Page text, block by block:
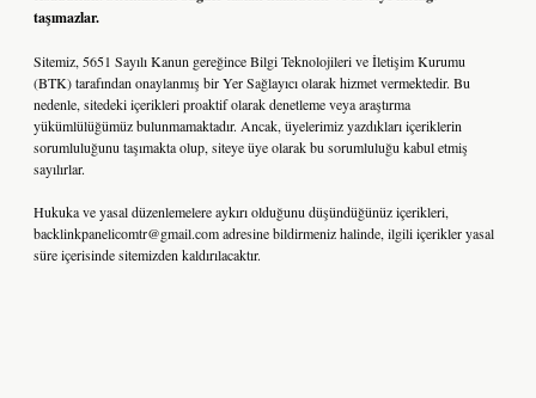
taşımazlar.
Sitemiz, 5651 Sayılı Kanun gereğince Bilgi Teknolojileri ve İletişim Kurumu
(BTK) tarafından onaylanmış bir Yer Sağlayıcı olarak hizmet vermektedir. Bu
nedenle, sitedeki içerikleri proaktif olarak denetleme veya araştırma
yükümlülüğümüz bulunmamaktadır. Ancak, üyelerimiz yazdıkları içeriklerin
sorumluluğunu taşımakta olup, siteye üye olarak bu sorumluluğu kabul etmiş
sayılırlar.
Hukuka ve yasal düzenlemelere aykırı olduğunu düşündüğünüz içerikleri,
backlinkpanelicomtr@gmail.comadresine bildirmeniz halinde, ilgili içerikler yasal
süre içerisinde sitemizden kaldırılacaktır.